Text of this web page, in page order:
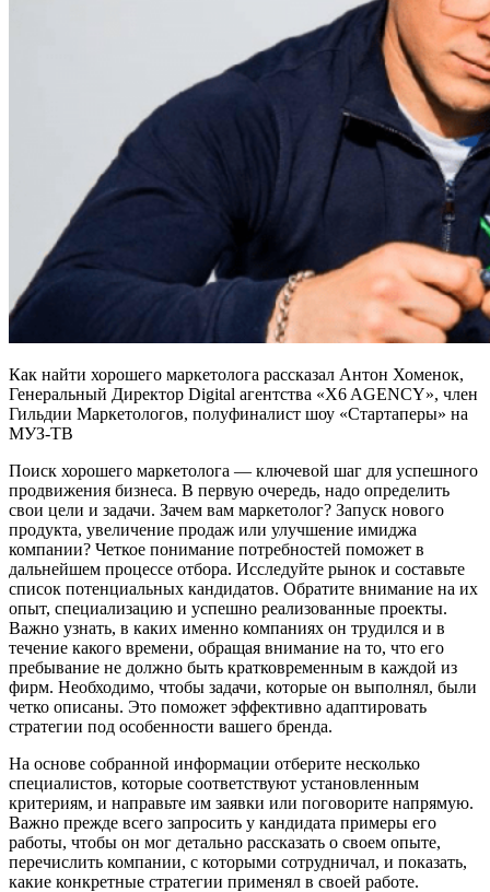
Как найти хорошего маркетолога рассказал Антон Хоменок,
Генеральный Директор Digital агентства «X6 AGENCY», член
Гильдии Маркетологов, полуфиналист шоу «Стартаперы» на
МУЗ-ТВ
Поиск хорошего маркетолога — ключевой шаг для успешного
продвижения бизнеса. В первую очередь, надо определить
свои цели и задачи. Зачем вам маркетолог? Запуск нового
продукта, увеличение продаж или улучшение имиджа
компании? Четкое понимание потребностей поможет в
дальнейшем процессе отбора. Исследуйте рынок и составьте
список потенциальных кандидатов. Обратите внимание на их
опыт, специализацию и успешно реализованные проекты.
Важно узнать, в каких именно компаниях он трудился и в
течение какого времени, обращая внимание на то, что его
пребывание не должно быть кратковременным в каждой из
фирм. Необходимо, чтобы задачи, которые он выполнял, были
четко описаны. Это поможет эффективно адаптировать
стратегии под особенности вашего бренда.
На основе собранной информации отберите несколько
специалистов, которые соответствуют установленным
критериям, и направьте им заявки или поговорите напрямую.
Важно прежде всего запросить у кандидата примеры его
работы, чтобы он мог детально рассказать о своем опыте,
перечислить компании, с которыми сотрудничал, и показать,
какие конкретные стратегии применял в своей работе.